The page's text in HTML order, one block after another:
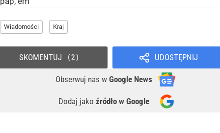
Wiadomości Kraj
UDOSTĘPNIJ
Obserwuj nas w Google News
Dodaj jako źródło w Google
SKOMENTUJ 2